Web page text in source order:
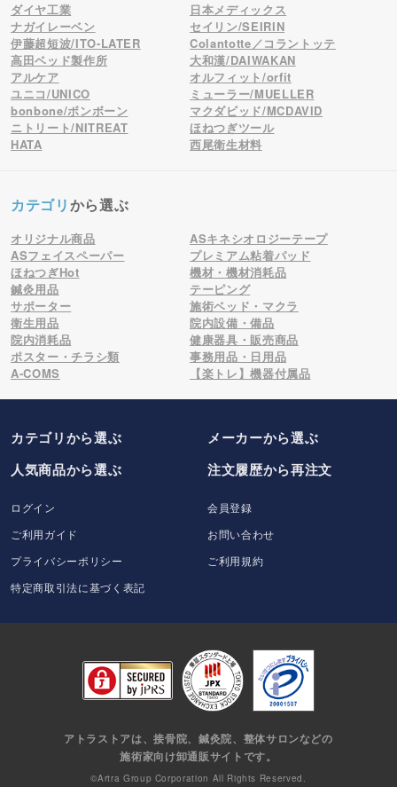
ダイヤ工業
日本メディックス
ナガイレーベン
セイリン/SEIRIN
伊藤超短波/ITO-LATER
Colantotte／コラントッテ
高田ベッド製作所
大和漢/DAIWAKAN
アルケア
オルフィット/orfit
ユニコ/UNICO
ミューラー/MUELLER
bonbone/ボンボーン
マクダビッド/MCDAVID
ニトリート/NITREAT
ほねつぎツール
HATA
西尾衛生材料
カテゴリから選ぶ
オリジナル商品
ASキネシオロジーテープ
ASフェイスペーパー
プレミアム粘着パッド
ほねつぎHot
機材・機材消耗品
鍼灸用品
テーピング
サポーター
施術ベッド・マクラ
衛生用品
院内設備・備品
院内消耗品
健康器具・販売商品
ポスター・チラシ類
事務用品・日用品
A-COMS
【楽トレ】機器付属品
カテゴリから選ぶ メーカーから選ぶ
人気商品から選ぶ
注文履歴から再注文
ログイン
会員登録
ご利用ガイド
お問い合わせ
プライバシーポリシー
ご利用規約
特定商取引法に基づく表記
アトラストアは、接骨院、鍼灸院、整体サロンなどの
施術家向け卸通販サイトです。
©Artra Group Corporation All Rights Reserved.